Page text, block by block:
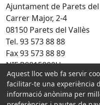
Ajuntament de Parets del
Carrer Major, 2-4
08150 Parets del Vallès
Tel. 93 573 88 88
Fax 93 573 88 89
NIF P0815800H
Amb la col·laboració de:
Aquest lloc web fa servir
facilitar-te una experiència
informació anònima per